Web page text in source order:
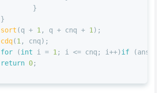
		}
	}
sort (q + 1 , q + cnq + 1 );
cdq(1 , cnq);
for (int i = 1 ; i <= cnq; i++)if
return 0;